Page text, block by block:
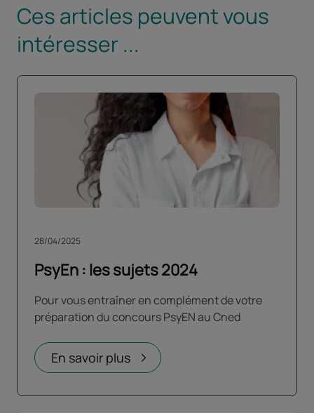
Ces articles peuvent vous
intéresser ...
PsyEn : les sujets 2024
28/04/2025
Pour vous entraîner en complément de votre
préparation du concours PsyEN au Cned
En savoir plus